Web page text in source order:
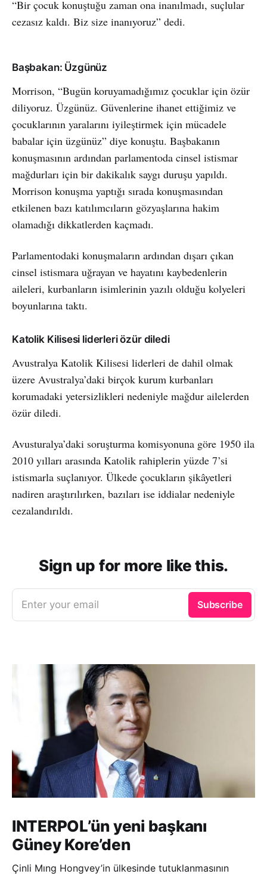
“Bir çocuk konuştuğu zaman ona inanılmadı, suçlular
cezasız kaldı. Biz size inanıyoruz” dedi.
Başbakan: Üzgünüz
Morrison, “Bugün koruyamadığımız çocuklar için özür
diliyoruz. Üzgünüz. Güvenlerine ihanet ettiğimiz ve
çocuklarının yaralarını iyileştirmek için mücadele
babalar için üzgünüz” diye konuştu. Başbakanın
konuşmasının ardından parlamentoda cinsel istismar
mağdurları için bir dakikalık saygı duruşu yapıldı.
Morrison konuşma yaptığı sırada konuşmasından
etkilenen bazı katılımcıların gözyaşlarına hakim
olamadığı dikkatlerden kaçmadı.
Parlamentodaki konuşmaların ardından dışarı çıkan
cinsel istismara uğrayan ve hayatını kaybedenlerin
aileleri, kurbanların isimlerinin yazılı olduğu kolyeleri
boyunlarına taktı.
Katolik Kilisesi liderleri özür diledi
Avustralya Katolik Kilisesi liderleri de dahil olmak
üzere Avustralya’daki birçok kurum kurbanları
korumadaki yetersizlikleri nedeniyle mağdur ailelerden
özür diledi.
Avusturalya’daki soruşturma komisyonuna göre 1950 ila
2010 yılları arasında Katolik rahiplerin yüzde 7’si
istismarla suçlanıyor. Ülkede çocukların şikâyetleri
nadiren araştırılırken, bazıları ise iddialar nedeniyle
cezalandırıldı.
Sign up for more like this.
Enter your email Subscribe
INTERPOL’ün yeni başkanı
Güney Kore’den
Çinli Mıng Hongvey’in ülkesinde tutuklanmasının